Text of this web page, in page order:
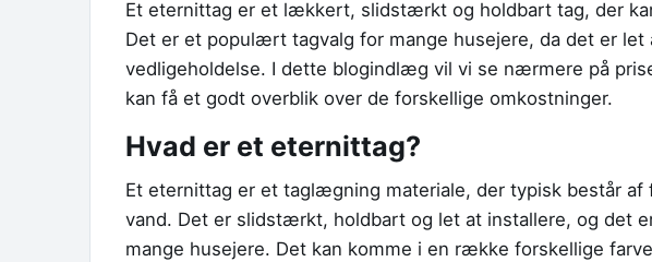
Et eternittag er et lækkert, slidstærkt og holdbart tag, der
Det er et populært tagvalg for mange husejere, da det er
vedligeholdelse. I dette blogindlæg vil vi se nærmere på
kan få et godt overblik over de forskellige omkostninger.
Hvad er et eternittag?
Et eternittag er et taglægning materiale, der typisk består af
vand. Det er slidstærkt, holdbart og let at installere, og det
mange husejere. Det kan komme i en række forskellige